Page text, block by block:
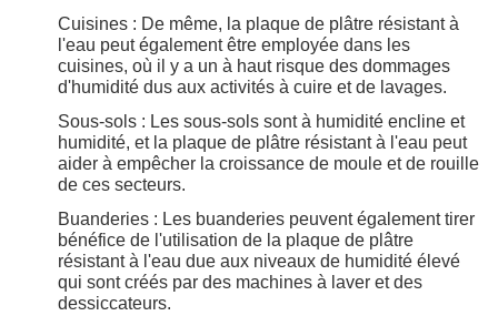
Cuisines : De même, la plaque de plâtre résistant à
l'eau peut également être employée dans les
cuisines, où il y a un à haut risque des dommages
d'humidité dus aux activités à cuire et de lavages.
Sous-sols : Les sous-sols sont à humidité encline et
humidité, et la plaque de plâtre résistant à l'eau peut
aider à empêcher la croissance de moule et de rouille
de ces secteurs.
Buanderies : Les buanderies peuvent également tirer
bénéfice de l'utilisation de la plaque de plâtre
résistant à l'eau due aux niveaux de humidité élevé
qui sont créés par des machines à laver et des
dessiccateurs.